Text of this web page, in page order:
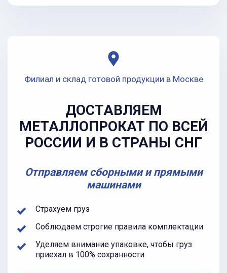
Филиал и склад готовой продукции в Москве
ДОСТАВЛЯЕМ
МЕТАЛЛОПРОКАТ ПО ВСЕЙ
РОССИИ И В СТРАНЫ СНГ
Отправляем сборными и прямыми
машинами
Страхуем груз
Соблюдаем строгие правила комплектации
Уделяем внимание упаковке, чтобы груз
приехал в 100% сохранности